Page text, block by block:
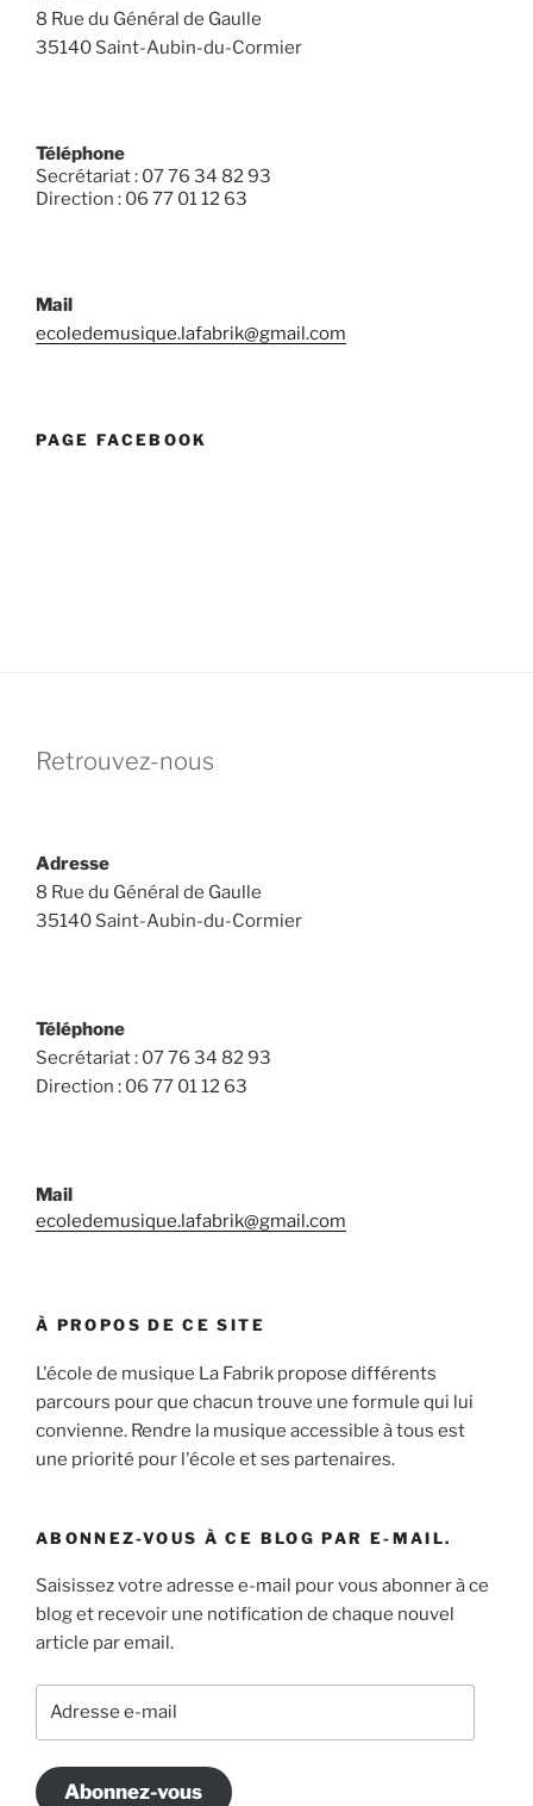
8 Rue du Général de Gaulle
35140 Saint-Aubin-du-Cormier
Téléphone
Secrétariat : 07 76 34 82 93
Direction : 06 77 01 12 63
Mail
ecoledemusique.lafabrik@gmail.com
PAGE FACEBOOK
Retrouvez-nous
Adresse
8 Rue du Général de Gaulle
35140 Saint-Aubin-du-Cormier
Téléphone
Secrétariat : 07 76 34 82 93
Direction : 06 77 01 12 63
Mail
ecoledemusique.lafabrik@gmail.com
À PROPOS DE CE SITE
L'école de musique La Fabrik propose différents
parcours pour que chacun trouve une formule qui lui
convienne. Rendre la musique accessible à tous est
une priorité pour l'école et ses partenaires.
ABONNEZ-VOUS À CE BLOG PAR E-MAIL.
Saisissez votre adresse e-mail pour vous abonner à ce
blog et recevoir une notification de chaque nouvel
article par email.
Abonnez-vous